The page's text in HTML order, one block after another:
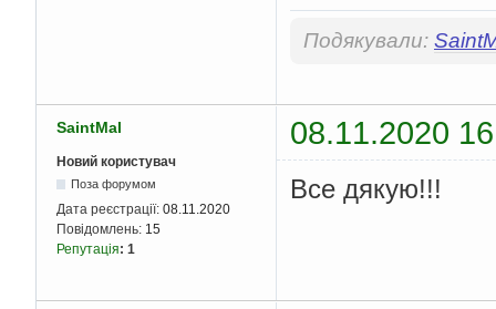
Подякували:
SaintMal 08.11.2020
Новий користувач
Поза форумом
Дата реєстрації: 08.11.2020
Повідомлень: 15
Репутація: 1
Все дякую!!!